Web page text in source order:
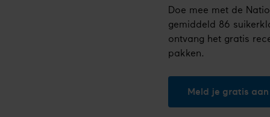
Doe mee met de
gemiddeld 86
ontvang het gratis
pakken.
Meld je gratis aan